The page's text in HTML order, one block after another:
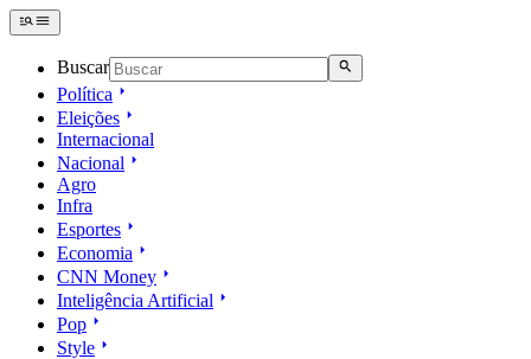
Buscar
Política
Eleições
Internacional
Nacional
Agro
Infra
Esportes
Economia
CNN Money
Inteligência Artificial
Pop
Style